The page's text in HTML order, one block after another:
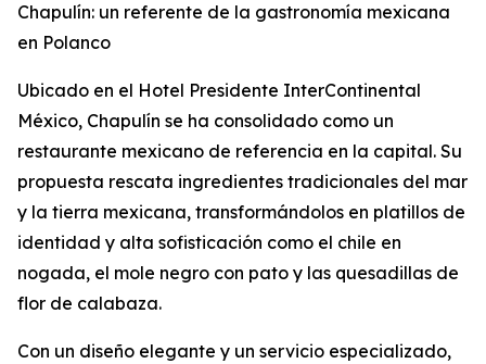
Chapulín: un referente de la gastronomía mexicana
en Polanco
Ubicado en el Hotel Presidente InterContinental
México, Chapulín se ha consolidado como un
restaurante mexicano de referencia en la capital. Su
propuesta rescata ingredientes tradicionales del mar
y la tierra mexicana, transformándolos en platillos de
identidad y alta sofisticación como el chile en
nogada, el mole negro con pato y las quesadillas de
flor de calabaza.
Con un diseño elegante y un servicio especializado,